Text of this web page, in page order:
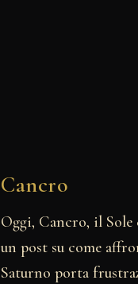
Cancro
Oggi, Cancro, il
un post su come
Saturno porta